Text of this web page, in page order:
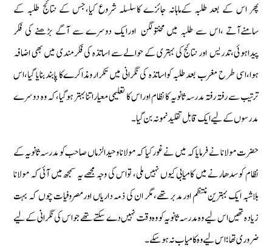
پھر اس كے بعد طلبہ كےماہانہ جائزے كاسلسلہ شروع كیا‏،جس كے نتائج طلبہ كے
سامنےآتے ‏،اس سے طلبہ میں محنت‏ولگن اورایك دوسرے سے آگے بڑھنے كی فكر
پیداہوئی‏،تدریس اور نتائج كی بہتری كے حوالے سے اساتذہ كی فكرمندی میں بھی اضافہ
ہوا‏،اسی طرح مغرب بعد طلبہ كواساتذہ كی نگرانی میں تكرار ومذاكرےكا پابند بنایا گیا‏،اس
ترتیب سے رفتہ رفتہ مدرسہ ثانویہ كا نظام اوراس كا تعلیمی معیاراتنا بہتر ہوگیا‏،كہ وہ دوسرے
مدرسوں كے لیے ایك قابل تقلیدنمونہ بن گیا۔
حضرت مولانا نے فرمایا كہ میں نے غور كیا كہ مولانا وحیدالزماں صاحب كو مدرسہ ثانویہ كے
نظام كوسدھارنے میں كامیابی كیوں نہیں ملی‏، تواس كی وجہ مجھے یہ سمجھ میں آئی كہ مولانا
بلاشبہ ایك بہترین منتظم اورمدبر تھے‏،مگر ان كی ذمہ داریاں اورمصروفیات چوں كہ بہت
زیادہ تھیں اس لیے وہ مدرسہ ثانویہ كو وہ وقت نہیں دے سكتے تھے جواس كی نگرانی كےلیے
ضروری تھا؛ اس لیے وہ كامیاب نہ ہوسكے۔